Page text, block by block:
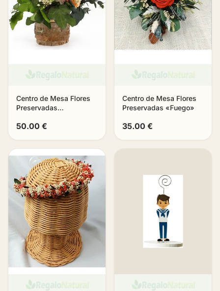
Centro de Mesa Flores
Preservadas
50.00 €
Centro de Mesa Flores
Preservadas «Fuego»
35.00 €